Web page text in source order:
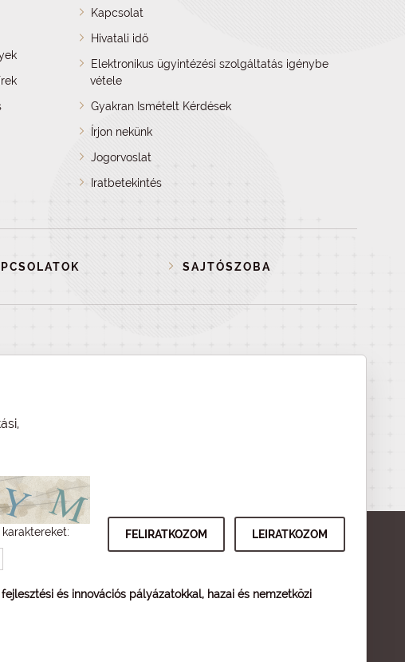
Kapcsolat
Hivatali idő
Elektronikus ügyintézési szolgáltatás igénybe
vétele
Gyakran Ismételt Kérdések
Írjon nekünk
Jogorvoslat
Iratbetekintés
SAJTÓSZOBA
és innovációs pályázatokkal, hazai és nemzetközi